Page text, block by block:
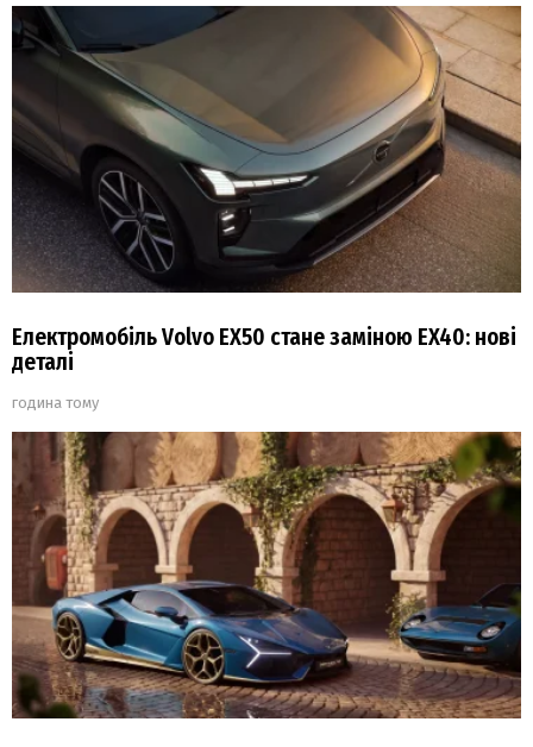
Електромобіль Volvo EX50 стане заміною EX40: нові
деталі
година тому